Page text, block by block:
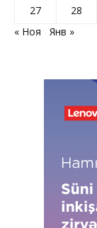
27
28
« Ноя
Янв »